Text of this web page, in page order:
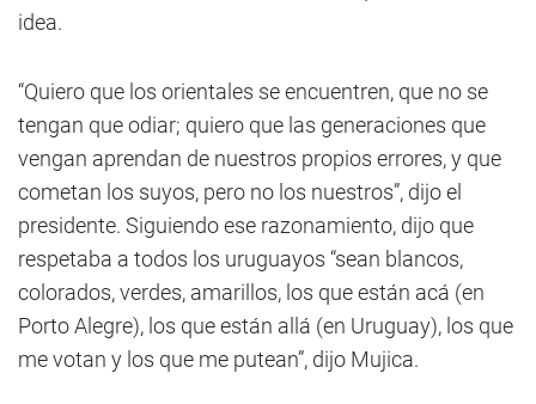
idea.
“Quiero que los orientales se encuentren, que no se
tengan que odiar; quiero que las generaciones que
vengan aprendan de nuestros propios errores, y que
cometan los suyos, pero no los nuestros”, dijo el
presidente. Siguiendo ese razonamiento, dijo que
respetaba a todos los uruguayos “sean blancos,
colorados, verdes, amarillos, los que están acá (en
Porto Alegre), los que están allá (en Uruguay), los que
me votan y los que me putean”, dijo Mujica.